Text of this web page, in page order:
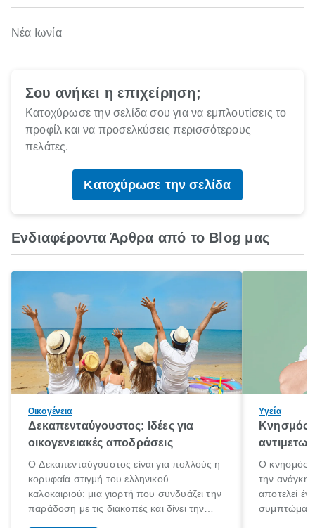
Νέα Ιωνία
Σου ανήκει η επιχείρηση;
Κατοχύρωσε την σελίδα σου για να εμπλουτίσεις το
προφίλ και να προσελκύσεις περισσότερους
πελάτες.
Κατοχύρωσε την σελίδα
Ενδιαφέροντα Άρθρα από το Blog μας
Οικογένεια
Δεκαπενταύγουστος: Ιδέες για
οικογενειακές αποδράσεις
Ο Δεκαπενταύγουστος είναι για πολλούς η
κορυφαία στιγμή του ελληνικού
καλοκαιριού: μια γιορτή που συνδυάζει την
παράδοση με τις διακοπές και δίνει την
Υγεία
Κνησμός:
Ο κνησμός
την ανάγκη
αποτελεί